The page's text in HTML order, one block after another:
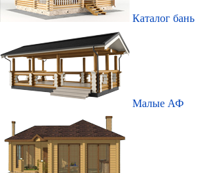
Каталог бань
Малые АФ